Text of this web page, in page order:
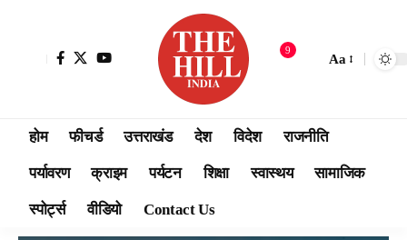
9
Aa
होम फीचर्ड उत्तराखंड देश विदेश राजनीति
पर्यावरण क्राइम पर्यटन शिक्षा स्वास्थय सामाजिक
स्पोर्ट्स वीडियो Contact Us